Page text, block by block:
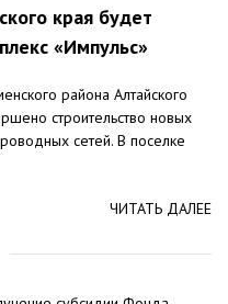
края будет
«Импульс»
района Алтайского
строительство новых
сетей. В поселке
ЧИТАТЬ ДАЛЕЕ